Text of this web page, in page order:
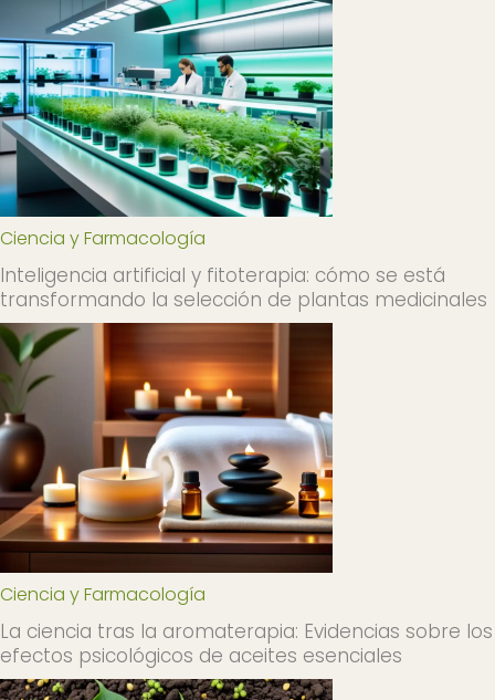
Ciencia y Farmacología
Inteligencia artificial y fitoterapia: cómo se está
transformando la selección de plantas medicinales
Ciencia y Farmacología
La ciencia tras la aromaterapia: Evidencias sobre los
efectos psicológicos de aceites esenciales